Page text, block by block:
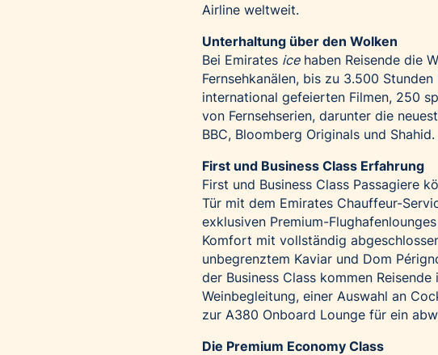
Airline weltweit.
Unterhaltung über den Wolken
Bei Emirates icehaben Reisende die
Fernsehkanälen, bis zu 3.500
international gefeierten Filmen, 250
von Fernsehserien, darunter die
BBC, Bloomberg Originals und Shahid.
First und Business Class Erfahrung
First und Business Class Passagiere
Tür mit dem Emirates Chauffeur-
exklusiven Premium-
Komfort mit vollständig
unbegrenztem Kaviar und Dom
der Business Class kommen
Weinbegleitung, einer Auswahl an
zur A380 Onboard Lounge für ein
Die Premium Economy Class